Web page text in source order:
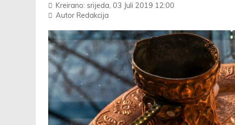
Kreirano: srijeda, 03 Juli 2019 12:00
Autor Redakcija